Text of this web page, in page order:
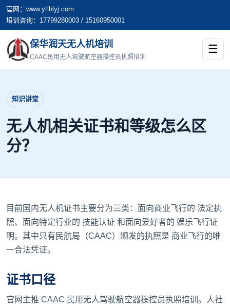
官网：www.ytlhlyj.com
培训咨询：17799280003 / 15160950001
保华润天无人机培训
CAAC民用无人驾驶航空器操控员执照培训
☰
知识讲堂
无人机相关证书和等级怎么区
分？
目前国内无人机证书主要分为三类：面向商业飞行的 法定执
照、面向特定行业的 技能认证 和面向爱好者的 娱乐飞行证
明。其中只有民航局（CAAC）颁发的执照是 商业飞行的唯
一合法凭证。
证书口径
官网主推 CAAC 民用无人驾驶航空器操控员执照培训。人社